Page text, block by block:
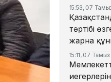
15:53, 07
тәртібі
жарна
15:11, 07